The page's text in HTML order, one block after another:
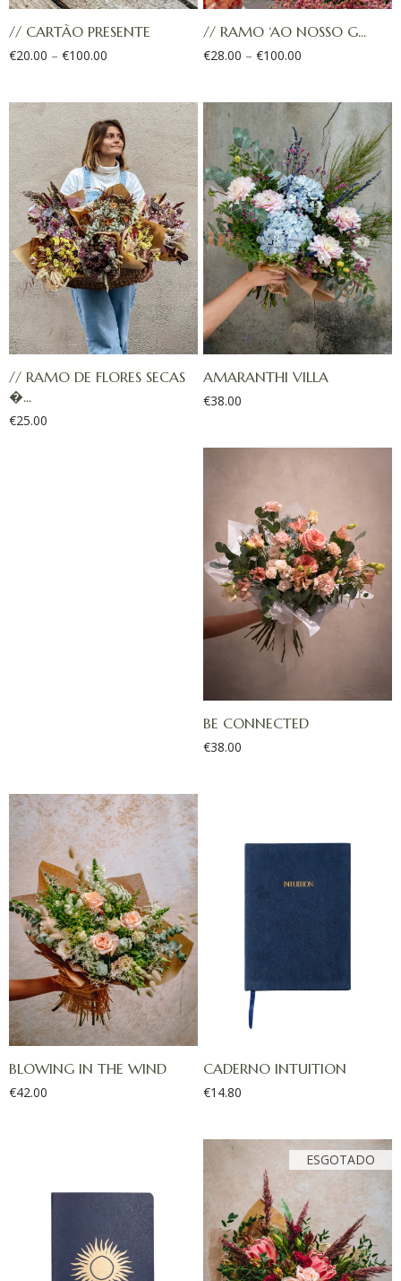
// CARTÃO PRESENTE
€20.00 – €100.00
// RAMO ‘AO NOSSO G...
€28.00 – €100.00
// RAMO DE FLORES SECAS
�...
€25.00
AMARANTHI VILLA
€38.00
BE CONNECTED
€38.00
BLOWING IN THE WIND
€42.00
CADERNO INTUITION
€14.80